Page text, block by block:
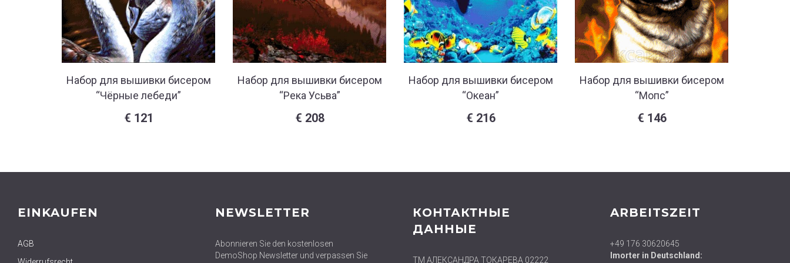
Набор для вышивки бисером
“Чёрные лебеди”
€ 121
Набор для вышивки бисером
“Река Усьва”
€ 208
Набор для вышивки бисером
“Океан”
€ 216
Набор для вышивки бисером
“Мопс”
€ 146
EINKAUFEN
AGB
NEWSLETTER
Abonnieren Sie den kostenlosen
DemoShop Newsletter und verpassen Sie
КОНТАКТНЫЕ
ДАННЫЕ
ТМ АЛЕКСАНДРА ТОКАРЕВА 02222
ARBEITSZEIT
+49 176 30620645
Imorter in Deutschland: